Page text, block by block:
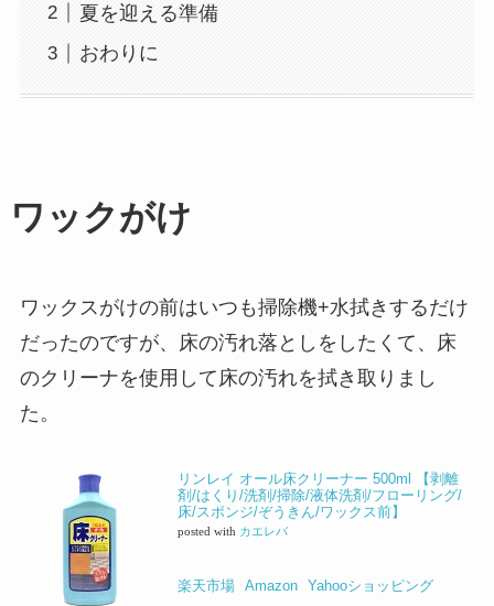
夏を迎える準備
おわりに
ワックがけ
ワックスがけの前はいつも掃除機+水拭きするだけ
だったのですが、床の汚れ落としをしたくて、床
のクリーナを使用して床の汚れを拭き取りまし
た。
リンレイ オール床クリーナー 500ml 【剥離
剤/はくり/洗剤/掃除/液体洗剤/フローリング/
床/スポンジ/ぞうきん/ワックス前】
posted with カエレバ
楽天市場 Amazon Yahooショッピング